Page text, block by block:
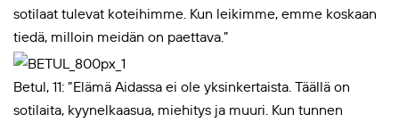
sotilaat tulevat koteihimme. Kun leikimme, emme koskaan
tiedä, milloin meidän on paettava.”
Betul, 11: ”Elämä Aidassa ei ole yksinkertaista. Täällä on
sotilaita, kyynelkaasua, miehitys ja muuri. Kun tunnen